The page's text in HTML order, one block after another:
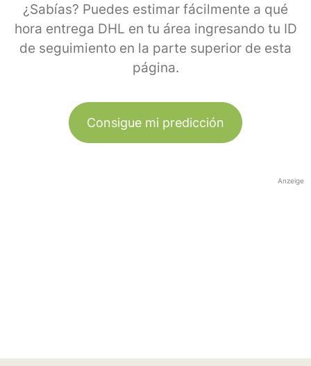
¿Sabías? Puedes estimar fácilmente a qué
hora entrega DHL en tu área ingresando tu ID
de seguimiento en la parte superior de esta
página.
Consigue mi predicción
Anzeige